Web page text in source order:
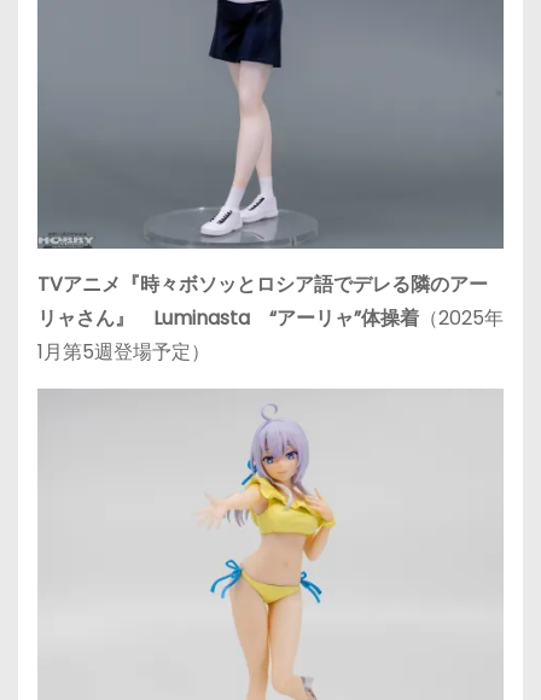
TVアニメ『時々ボソッとロシア語でデレる隣のアー
リャさん』 Luminasta “アーリャ”体操着 （2025年
1月第5週登場予定）